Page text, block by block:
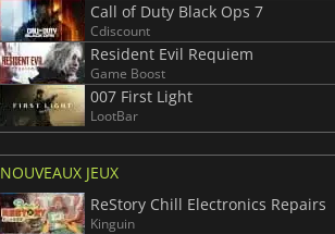
Call of Duty Black Ops 7
Cdiscount
Resident Evil Requiem
Game Boost
007 First Light
LootBar
NOUVEAUX JEUX
ReStory Chill Electronics Repairs
Kinguin